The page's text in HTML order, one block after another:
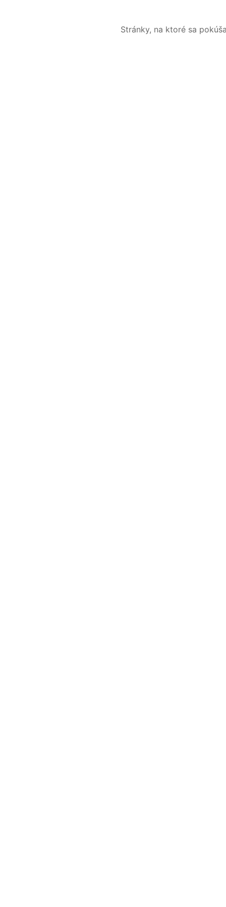
Stránky, na ktoré sa